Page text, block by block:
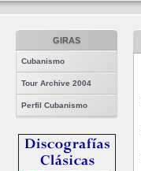
GIRAS
Cubanismo
Tour Archive 2004
Perfil Cubanismo